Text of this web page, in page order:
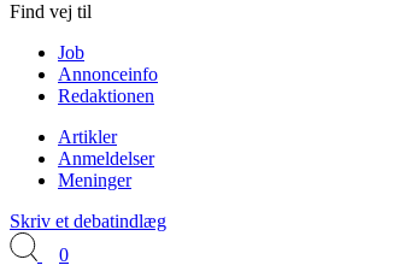
Find vej til
Job
Annonceinfo
Redaktionen
Artikler
Anmeldelser
Meninger
Skriv et debatindlæg
0